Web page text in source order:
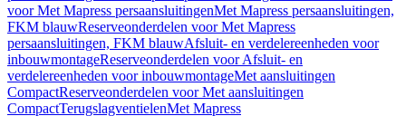
voor Met Mapress persaansluitingenMet Mapress persaansluitingen,
FKM blauwReserveonderdelen voor Met Mapress
persaansluitingen, FKM blauwAfsluit- en verdelereenheden voor
inbouwmontageReserveonderdelen voor Afsluit- en
verdelereenheden voor inbouwmontageMet aansluitingen
CompactReserveonderdelen voor Met aansluitingen
CompactTerugslagventielenMet Mapress